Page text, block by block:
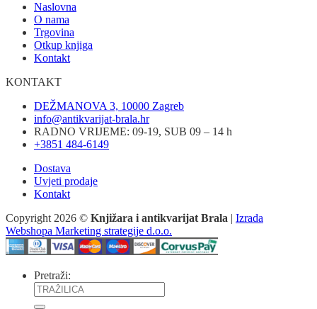
Naslovna
O nama
Trgovina
Otkup knjiga
Kontakt
KONTAKT
DEŽMANOVA 3, 10000 Zagreb
info@antikvarijat-brala.hr
RADNO VRIJEME: 09-19, SUB 09 – 14 h
+3851 484-6149
Dostava
Uvjeti prodaje
Kontakt
Copyright 2026 © Knjižara i antikvarijat Brala | Izrada
Webshopa Marketing strategije d.o.o.
Pretraži: